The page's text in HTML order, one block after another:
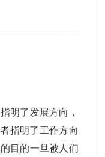
明了发展方向，
指明了工作方向
目的一旦被人们